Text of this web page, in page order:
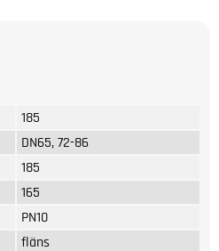
185
DN65, 72-86
185
165
PN10
fläns